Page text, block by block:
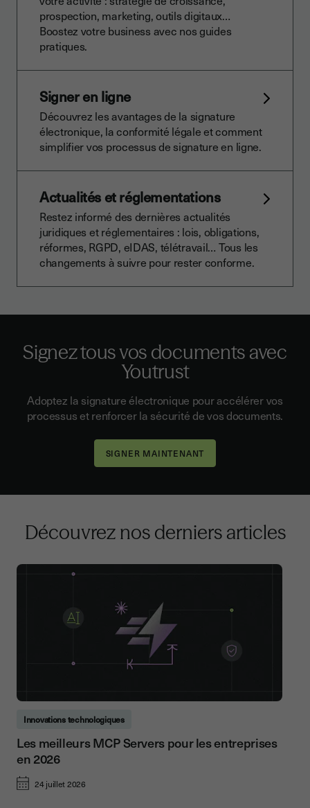
prospection, marketing, outils digitaux…
Boostez votre business avec nos guides
pratiques.
Signer en ligne
Découvrez les avantages de la signature
électronique, la conformité légale et comment
simplifier vos processus de signature en ligne.
Actualités et réglementations
Restez informé des dernières actualités
juridiques et réglementaires : lois, obligations,
réformes, RGPD, eIDAS, télétravail… Tous les
changements à suivre pour rester conforme.
Signez tous vos documents avec
Youtrust
Adoptez la signature électronique pour accélérer vos
processus et renforcer la sécurité de vos documents.
Découvrez nos derniers articles
Innovations technologiques
Les meilleurs MCP Servers pour les entreprises
en 2026
24 juillet 2026